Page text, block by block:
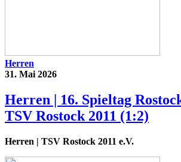
Herren
31. Mai 2026
Herren | 16. Spieltag
TSV Rostock 2011 (1:2)
Herren | TSV Rostock 2011 e.V.